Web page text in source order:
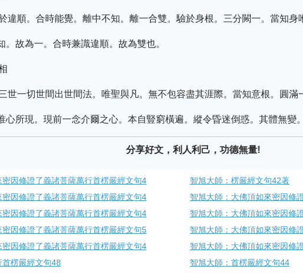
違順。合時能覺。離中不知。離一合雙。驗於身根。三分闕一。當知身
。故為一。合時兼識違順。故為雙也。
世一切世間出世間法。唯聖與凡。無不包容盡其涯際。當知意根。圓滿
心所現。現前一念介爾之心。本自豎窮橫遍。縱令昏迷倒惑。其體無變
分享好文，利人利己，功德無量!
因修證了義諸菩薩萬行首楞嚴經文句4
智旭大師：楞嚴經文句42著
因修證了義諸菩薩萬行首楞嚴經文句4
智旭大師：大佛頂如來密因修
因修證了義諸菩薩萬行首楞嚴經文句4
智旭大師：大佛頂如來密因修
因修證了義諸菩薩萬行首楞嚴經文句5
智旭大師：大佛頂如來密因修
因修證了義諸菩薩萬行首楞嚴經文句4
智旭大師：大佛頂如來密因修
楞嚴經文句48
智旭大師：首楞嚴經文句44